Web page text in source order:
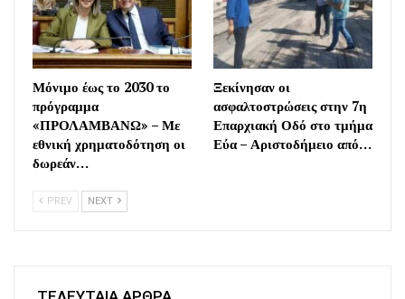
Μόνιμο έως το 2030 το
πρόγραμμα
«ΠΡΟΛΑΜΒΑΝΩ» – Με
εθνική χρηματοδότηση οι
δωρεάν…
Ξεκίνησαν οι
ασφαλτοστρώσεις στην 7η
Επαρχιακή Οδό στο τμήμα
Εύα – Αριστοδήμειο από…
PREV NEXT